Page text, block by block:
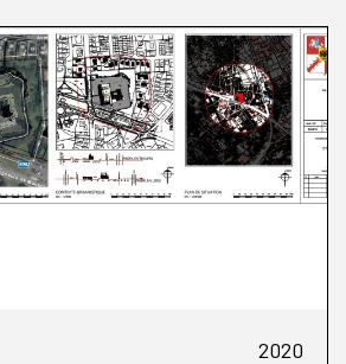
2020